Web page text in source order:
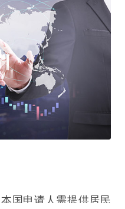
国申请人需提供居民